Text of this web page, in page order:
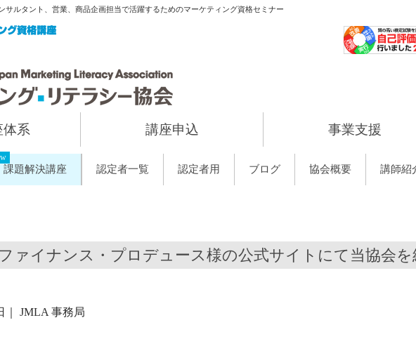
サルタント、営業、商品企画担当で活躍するためのマーケティング資格セミナー
体系 講座申込 事業支援
課題解決講座 認定者一覧 認定者用 ブログ 協会概要 講師紹
ァイナンス・プロデュース様の公式サイトにて当協会を
JMLA 事務局